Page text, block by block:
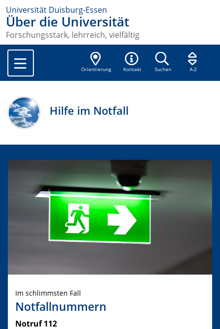
Universität Duisburg-Essen
Über die Universität
Forschungsstark, lehrreich, vielfältig
Orientierung Kontakt Suchen A-Z
Hilfe im Notfall
Im schlimmsten Fall
Notfallnummern
Notruf 112